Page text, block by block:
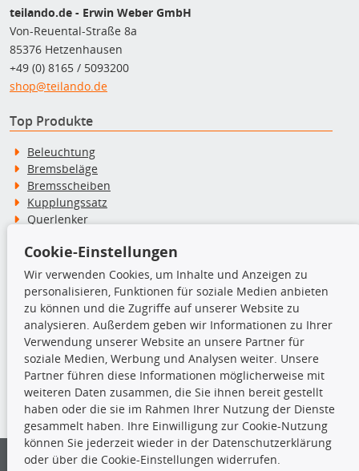
teilando.de - Erwin Weber GmbH
Von-Reuental-Straße 8a
85376 Hetzenhausen
+49 (0) 8165 / 5093200
shop@teilando.de
Top Produkte
Beleuchtung
Bremsbeläge
Bremsscheiben
Kupplungssatz
Querlenker
Stoßdämpfer
TecDoc Inside
Die hier angezeigten Daten insbesondere die gesamte Datenbank dürfen
nicht kopiert werden.
Es ist zu unterlassen, die Daten oder die gesamte Datenbank ohne
vorherige Zustimmung von TecDoc zu vervielfältigen, zu verbreiten
und/oder diese Handlungen durch Dritte ausführen zu lassen. Ein
Cookie-Einstellungen
Wir verwenden Cookies, um Inhalte und Anzeigen zu
personalisieren, Funktionen für soziale Medien anbieten
zu können und die Zugriffe auf unserer Website zu
analysieren. Außerdem geben wir Informationen zu Ihrer
Verwendung unserer Website an unsere Partner für
soziale Medien, Werbung und Analysen weiter. Unsere
Partner führen diese Informationen möglicherweise mit
weiteren Daten zusammen, die Sie ihnen bereit gestellt
haben oder die sie im Rahmen Ihrer Nutzung der Dienste
gesammelt haben. Ihre Einwilligung zur Cookie-Nutzung
können Sie jederzeit wieder in der Datenschutzerklärung
oder über die Cookie-Einstellungen widerrufen.